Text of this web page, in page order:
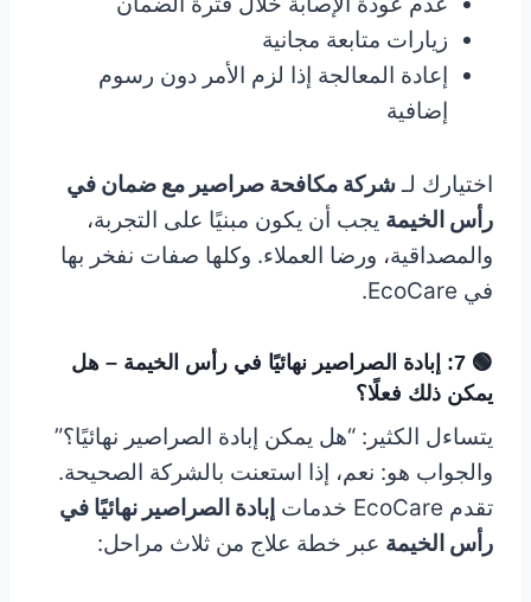
زيارات متابعة مجانية
إعادة المعالجة إذا لزم الأمر دون رسوم
إضافية
اختيارك لـشركة مكافحة صراصير مع ضمان في
رأس الخيمة يجب أن يكون مبنيًا على التجربة،
والمصداقية، ورضا العملاء. وكلها صفات نفخر بها
في EcoCare.
🟢 7: إبادة الصراصير نهائيًا في رأس الخيمة – هل
يمكن ذلك فعلًا؟
يتساءل الكثير: “هل يمكن إبادة الصراصير نهائيًا؟”
والجواب هو: نعم، إذا استعنت بالشركة الصحيحة.
تقدم EcoCare خدمات
إبادة الصراصير نهائيًا في
رأس الخيمة عبر خطة علاج من ثلاث مراحل: